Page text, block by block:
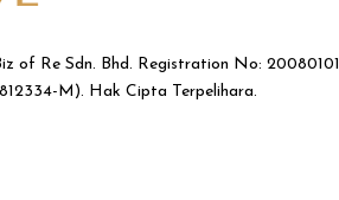
of Re Sdn. Bhd. Registration No:
M). Hak Cipta Terpelihara.